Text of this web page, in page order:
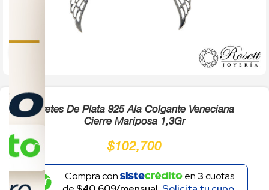
Aretes De Plata 925 Ala Colgante Veneciana
Cierre Mariposa 1,3Gr
$102,700
Compra con en 3cuotas